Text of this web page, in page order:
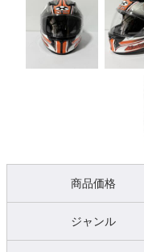
商品価格
ジャンル